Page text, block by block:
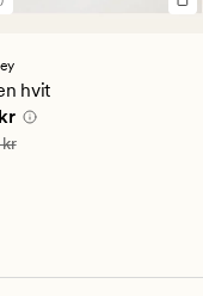
hvit
pris
kr